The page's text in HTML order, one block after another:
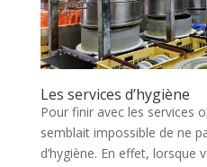
Les services d’hygiène
Pour finir avec les services
semblait impossible de ne
d’hygiène. En effet, lorsque